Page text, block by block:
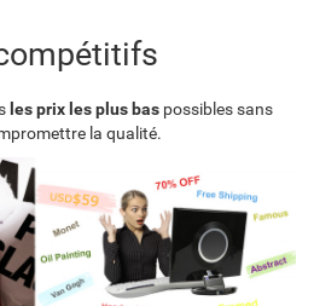
les prix les plus baspossibles sans
la qualité.